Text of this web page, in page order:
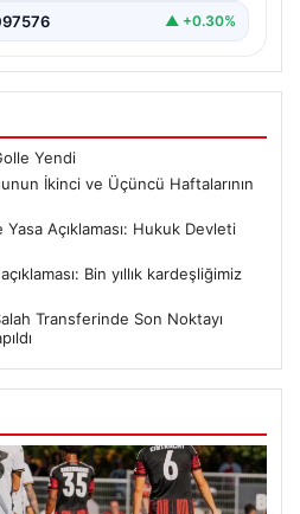
▲ +0.30%
Yendi
İkinci ve Üçüncü Haftalarının
Açıklaması: Hukuk Devleti
Bin yıllık kardeşliğimiz
Transferinde Son Noktayı